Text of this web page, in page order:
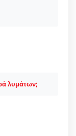
λυμάτων;